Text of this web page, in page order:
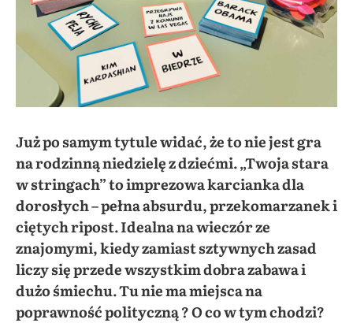
Już po samym tytule widać, że to nie jest gra
na rodzinną niedzielę z dziećmi. „Twoja stara
w stringach” to imprezowa karcianka dla
dorosłych – pełna absurdu, przekomarzanek i
ciętych ripost. Idealna na wieczór ze
znajomymi, kiedy zamiast sztywnych zasad
liczy się przede wszystkim dobra zabawa i
dużo śmiechu. Tu nie ma miejsca na
poprawność polityczną? O co w tym chodzi?